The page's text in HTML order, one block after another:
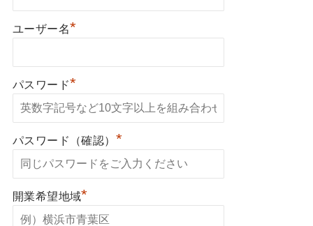
ユーザー名*
パスワード*
パスワード（確認） *
開業希望地域*